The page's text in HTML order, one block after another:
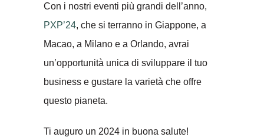
Con i nostri eventi più grandi dell’anno,
PXP’24, che si terranno in Giappone, a
Macao, a Milano e a Orlando, avrai
un’opportunità unica di sviluppare il tuo
business e gustare la varietà che offre
questo pianeta.
Ti auguro un 2024 in buona salute!